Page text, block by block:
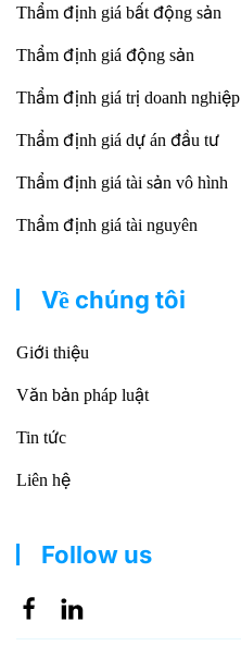
Thẩm định giá bất động sản
Thẩm định giá động sản
Thẩm định giá trị doanh nghiệp
Thẩm định giá dự án đầu tư
Thẩm định giá tài sản vô hình
Thẩm định giá tài nguyên
Về chúng tôi
Giới thiệu
Văn bản pháp luật
Tin tức
Liên hệ
Follow us